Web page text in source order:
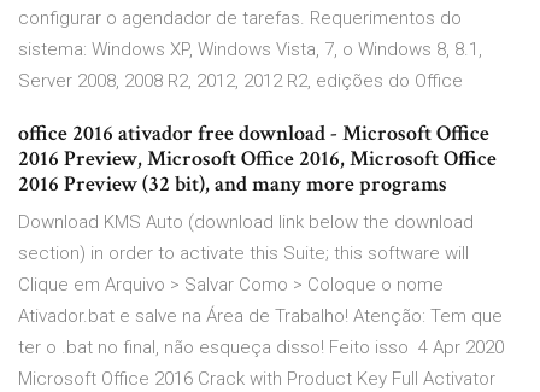
configurar o agendador de tarefas. Requerimentos do
sistema: Windows XP, Windows Vista, 7, o Windows 8, 8.1,
Server 2008, 2008 R2, 2012, 2012 R2, edições do Office
office 2016 ativador free download - Microsoft Office
2016 Preview, Microsoft Office 2016, Microsoft Office
2016 Preview (32 bit), and many more programs
Download KMS Auto (download link below the download
section) in order to activate this Suite; this software will
Clique em Arquivo > Salvar Como > Coloque o nome
Ativador.bat e salve na Área de Trabalho! Atenção: Tem que
ter o .bat no final, não esqueça disso! Feito isso 4 Apr 2020
Microsoft Office 2016 Crack with Product Key Full Activator